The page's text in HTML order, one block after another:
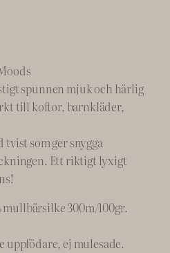
spunnen mjuk och härlig
till koftor, barnkläder,
som ger snygga
Ett riktigt lyxigt
mullbärsilke 300m/100gr.
ej mulesade.